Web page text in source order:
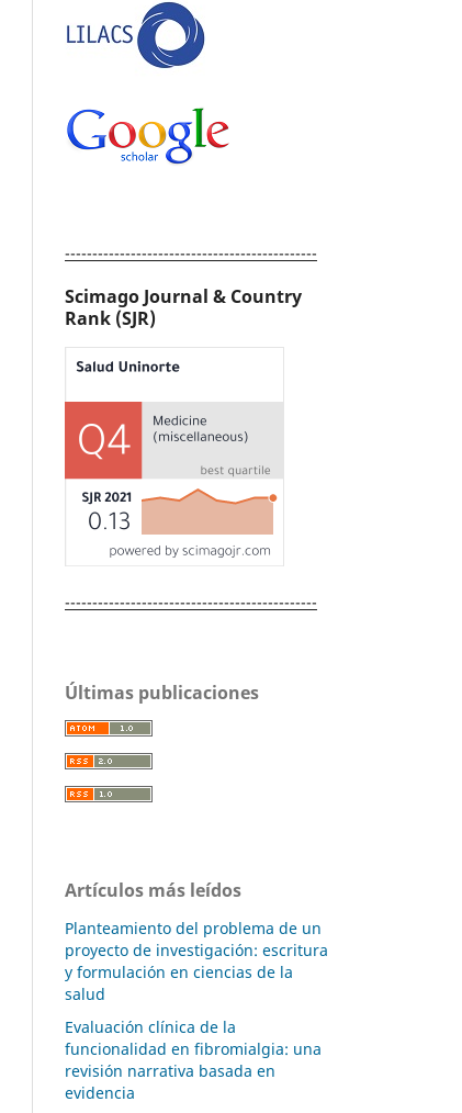
----------------------------------------------
Scimago Journal & Country
Rank (SJR)
----------------------------------------------
Últimas publicaciones
Artículos más leídos
Planteamiento del problema de un
proyecto de investigación: escritura
y formulación en ciencias de la
salud
Evaluación clínica de la
funcionalidad en fibromialgia: una
revisión narrativa basada en
evidencia